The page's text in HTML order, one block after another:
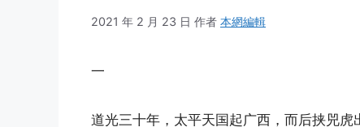
2021 年 2 月 23 日 作者 本網編輯
一
道光三十年，太平天国起广西，而后挟兕虎